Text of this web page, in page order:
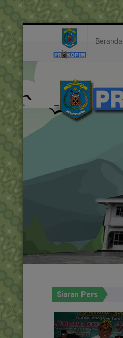
Beranda
Hastag:
Siaran Pers